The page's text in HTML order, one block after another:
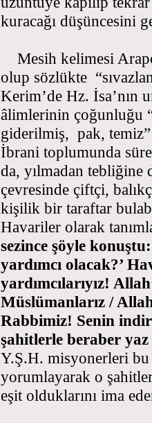
kuracağı düşüncesini
Mesih kelimesi
olup sözlükte
Kerim’de Hz. İsa’nın
âlimlerinin çoğunluğu
giderilmiş, pak, temiz”
İbrani toplumunda
da, yılmadan tebliğine
çevresinde çiftçi,
kişilik bir taraftar
Havariler olarak
sezince şöyle
yardımcı olacak?’
yardımcılarıyız!
Müslümanlarız /
Rabbimiz! Senin
şahitlerle beraber
Y.Ş.H. misyonerleri
yorumlayarak o
eşit olduklarını ima